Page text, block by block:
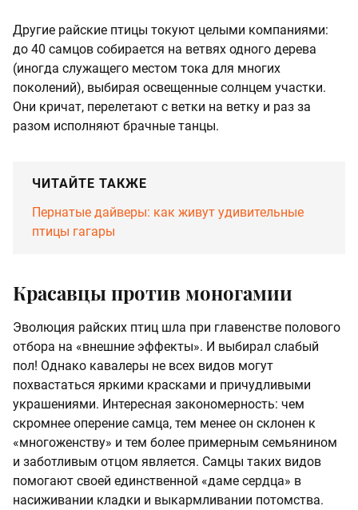
Другие райские птицы токуют целыми компаниями:
до 40 самцов собирается на ветвях одного дерева
(иногда служащего местом тока для многих
поколений), выбирая освещенные солнцем участки.
Они кричат, перелетают с ветки на ветку и раз за
разом исполняют брачные танцы.
ЧИТАЙТЕ ТАКЖЕ
Пернатые дайверы: как живут удивительные
птицы гагары
Красавцы против моногамии
Эволюция райских птиц шла при главенстве полового
отбора на «внешние эффекты». И выбирал слабый
пол! Однако кавалеры не всех видов могут
похвастаться яркими красками и причудливыми
украшениями. Интересная закономерность: чем
скромнее оперение самца, тем менее он склонен к
«многоженству» и тем более примерным семьянином
и заботливым отцом является. Самцы таких видов
помогают своей единственной «даме сердца» в
насиживании кладки и выкармливании потомства.